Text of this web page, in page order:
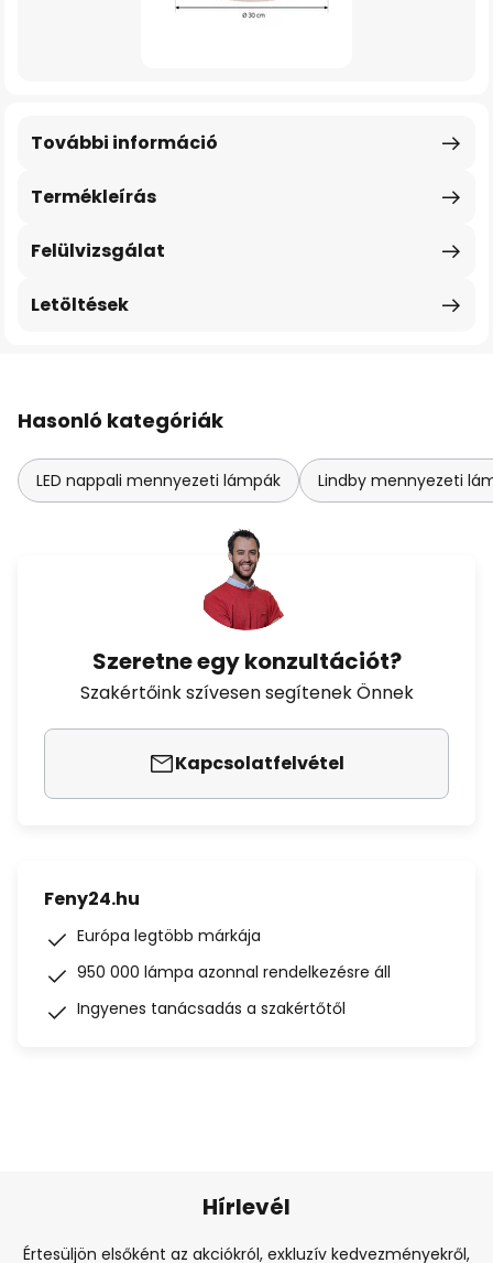
Termékleírás
További információ
Felülvizsgálat
Letöltések
Hasonló kategóriák
LED nappali mennyezeti lámpák Lindby mennyezeti
Szeretne egy konzultációt?
Szakértőink szívesen segítenek Önnek
Kapcsolatfelvétel
Feny24.hu
Európa legtöbb márkája
950 000 lámpa azonnal rendelkezésre áll
Ingyenes tanácsadás a szakértőtől
Hírlevél
Értesüljön elsőként az akciókról, exkluzív kedvezményekről,